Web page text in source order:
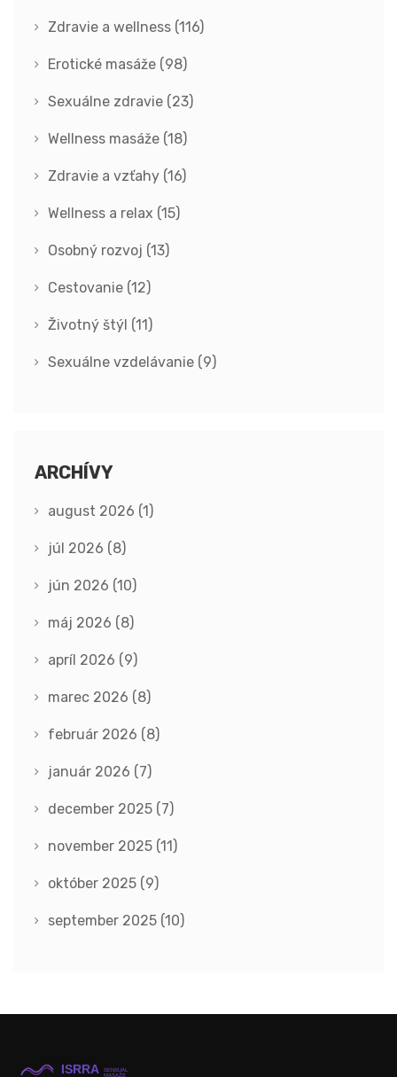
Zdravie a wellness (116)
Erotické masáže (98)
Sexuálne zdravie (23)
Wellness masáže (18)
Zdravie a vzťahy (16)
Wellness a relax (15)
Osobný rozvoj (13)
Cestovanie (12)
Životný štýl (11)
Sexuálne vzdelávanie (9)
ARCHÍVY
august 2026 (1)
júl 2026 (8)
jún 2026 (10)
máj 2026 (8)
apríl 2026 (9)
marec 2026 (8)
február 2026 (8)
január 2026 (7)
december 2025 (7)
november 2025 (11)
október 2025 (9)
september 2025 (10)